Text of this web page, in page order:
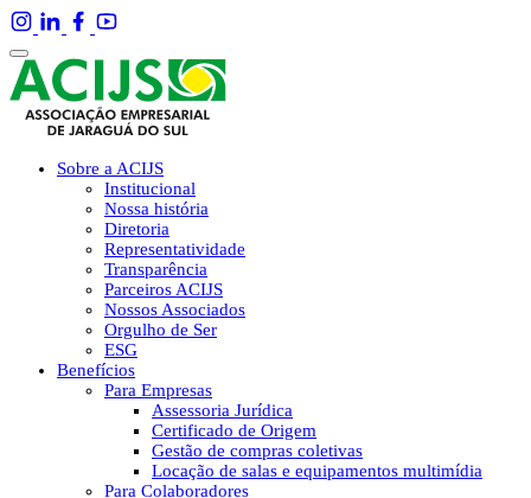
Sobre a ACIJS
Institucional
Nossa história
Diretoria
Representatividade
Transparência
Parceiros ACIJS
Nossos Associados
Orgulho de Ser
ESG
Benefícios
Para Empresas
Assessoria Jurídica
Certificado de Origem
Gestão de compras coletivas
Locação de salas e equipamentos multimídia
Para Colaboradores